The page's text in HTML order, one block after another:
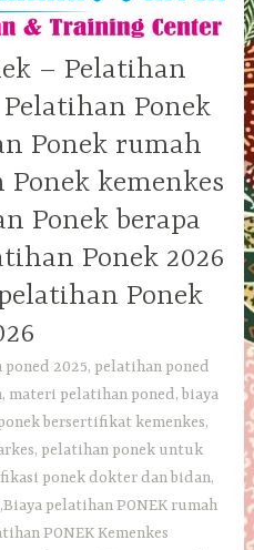
– Pelatihan
Ponek
Ponek rumah
kemenkes
Ponek berapa
Ponek 2026
Ponek
2025, pelatihan poned
materi pelatihan poned, biaya
bersertifikat kemenkes,
pelatihan ponek untuk
ponek dokter dan bidan,
pelatihan PONEK rumah
PONEK Kemenkes